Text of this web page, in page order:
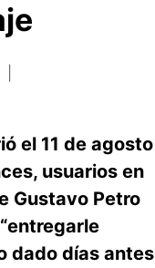
el 11 de agosto
usuarios en
Gustavo Petro
dado días antes